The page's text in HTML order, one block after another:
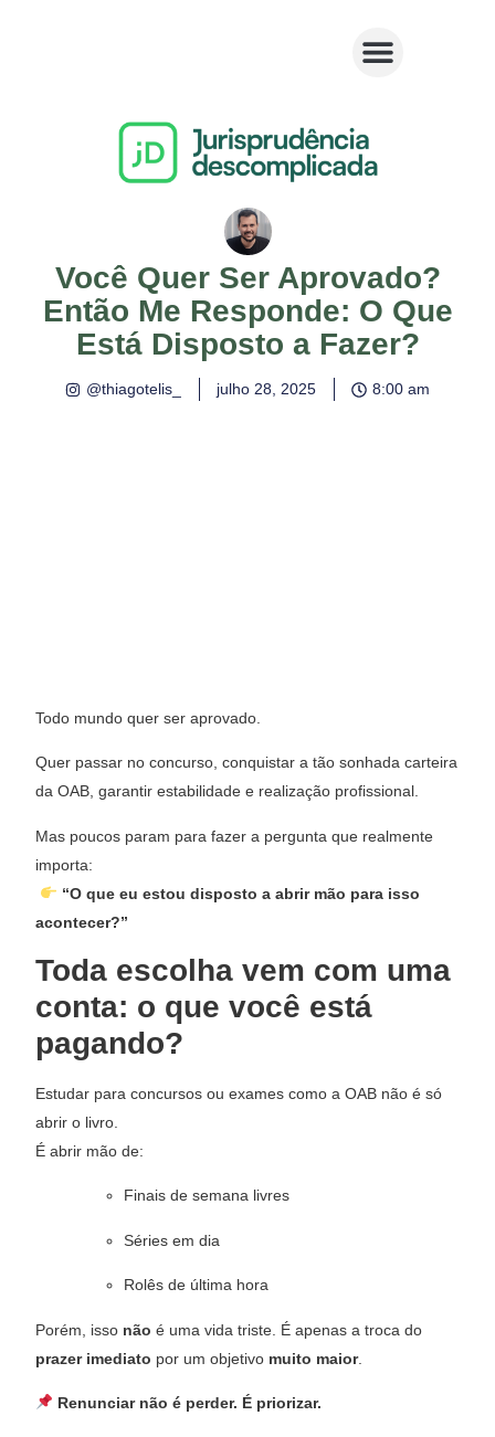
Você Quer Ser Aprovado?
Então Me Responde: O Que
Está Disposto a Fazer?
@thiagotelis_ julho 28, 2025 8:00 am
Todo mundo quer ser aprovado.
Quer passar no concurso, conquistar a tão sonhada carteira
da OAB, garantir estabilidade e realização profissional.
Mas poucos param para fazer a pergunta que realmente
importa:
“O que eu estou disposto a abrir mão para isso
acontecer?”
Toda escolha vem com uma
conta: o que você está
pagando?
Estudar para concursos ou exames como a OAB não é só
abrir o livro.
É abrir mão de:
Finais de semana livres
Séries em dia
Rolês de última hora
Porém, isso não é uma vida triste. É apenas a troca do
prazer imediato por um objetivo muito maior.
Renunciar não é perder. É priorizar.